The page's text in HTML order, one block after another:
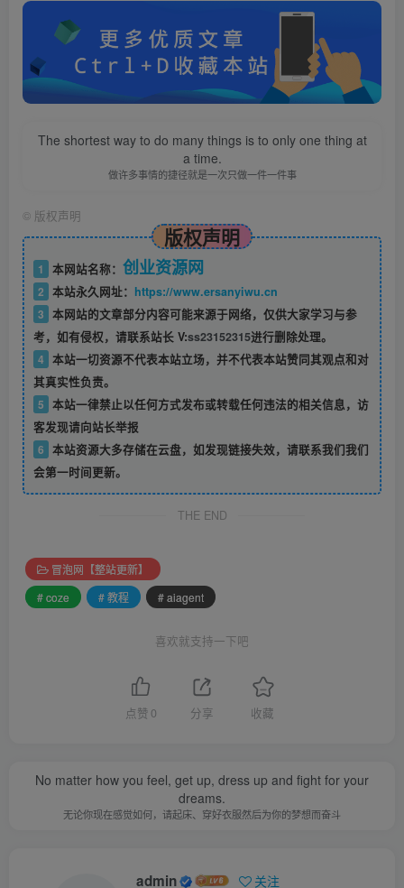
The shortest way to do many things is to only one thing at
a time.
做许多事情的捷径就是一次只做一件一件事
© 版权声明
版权声明
1 本网站名称： 创业资源网
2 本站永久网址： https://www.ersanyiwu.cn
3 本网站的文章部分内容可能来源于网络，仅供大家学习与参
考，如有侵权，请联系站长 V:ss23152315进行删除处理。
4 本站一切资源不代表本站立场，并不代表本站赞同其观点和对
其真实性负责。
5 本站一律禁止以任何方式发布或转载任何违法的相关信息，访
客发现请向站长举报
6 本站资源大多存储在云盘，如发现链接失效，请联系我们我们
会第一时间更新。
THE END
冒泡网【整站更新】
# coze
# 教程 # aiagent
喜欢就支持一下吧
点赞 0 分享 收藏
No matter how you feel, get up, dress up and fight for your
dreams.
无论你现在感觉如何，请起床、穿好衣服然后为你的梦想而奋斗
admin 关注